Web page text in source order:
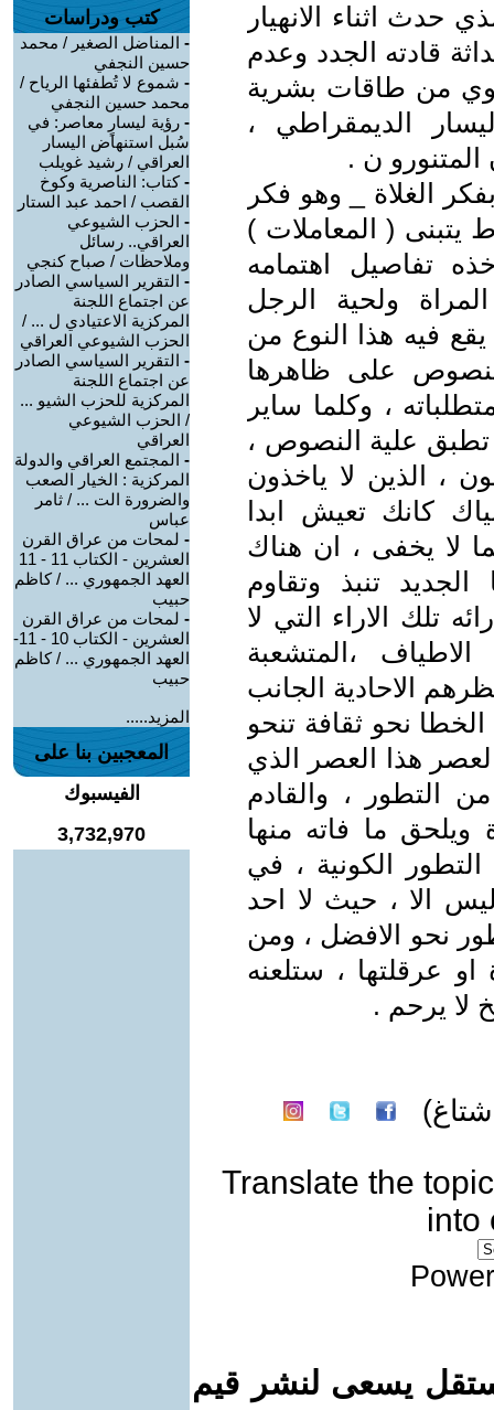
حدث اثناء الانهيار
قادته الجدد وعدم
من طاقات بشرية
الديمقراطي ،
المتنورو ن .
الغلاة _ وهو فكر
( المعاملات )
تفاصيل اهتمامه
ولحية الرجل
فيه هذا النوع من
على ظاهرها
، وكلما ساير
علية النصوص ،
، الذين لا ياخذون
كانك تعيش ابدا
لا يخفى ، ان هناك
تنبذ وتقاوم
تلك الاراء التي لا
،المتشعبة
الاحادية الجانب
نحو ثقافة تنحو
هذا العصر الذي
التطور ، والقادم
ما فاته منها
الكونية ، في
الا ، حيث لا احد
نحو الافضل ، ومن
عرقلتها ، ستلعنه
لا يرحم .
Translate the topic
into
يسعى لنشر قيم
كتب ودراسات
- المناضل الصغير / محمد
حسين النجفي
- شموع لا تُطفئها الرياح /
محمد حسين النجفي
- رؤية ليسارٍ معاصر: في
سُبل استنهاض اليسار
العراقي / رشيد غويلب
-كتاب: الناصرية وكوخ
القصب / احمد عبد الستار
- الحزب الشيوعي
العراقي.. رسائل
وملاحظات / صباح كنجي
- التقرير السياسي الصادر
عن اجتماع اللجنة
المركزية الاعتيادي ل ... /
الحزب الشيوعي العراقي
- التقرير السياسي الصادر
عن اجتماع اللجنة
المركزية للحزب الشيو ...
/ الحزب الشيوعي
العراقي
- المجتمع العراقي والدولة
المركزية : الخيار الصعب
والضرورة الت ... / ثامر
عباس
- لمحات من عراق القرن
العشرين - الكتاب 11 - 11
العهد الجمهوري ... / كاظم
حبيب
- لمحات من عراق القرن
العشرين - الكتاب 10 - 11-
العهد الجمهوري ... / كاظم
حبيب
المزيد.....
المعجبين بنا على
الفيسبوك
3,732,970